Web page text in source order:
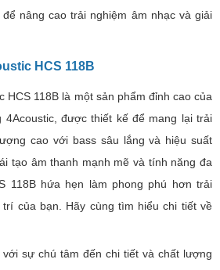
nâng cao trải nghiệm âm nhạc và giải
HCS 118B
HCS 118B là một sản phẩm đỉnh cao của
4Acoustic, được thiết kế để mang lại trải
cao với bass sâu lắng và hiệu suất
tạo âm thanh mạnh mẽ và tính năng đa
118B hứa hẹn làm phong phú hơn trải
của bạn. Hãy cùng tìm hiểu chi tiết về
với sự chú tâm đến chi tiết và chất lượng